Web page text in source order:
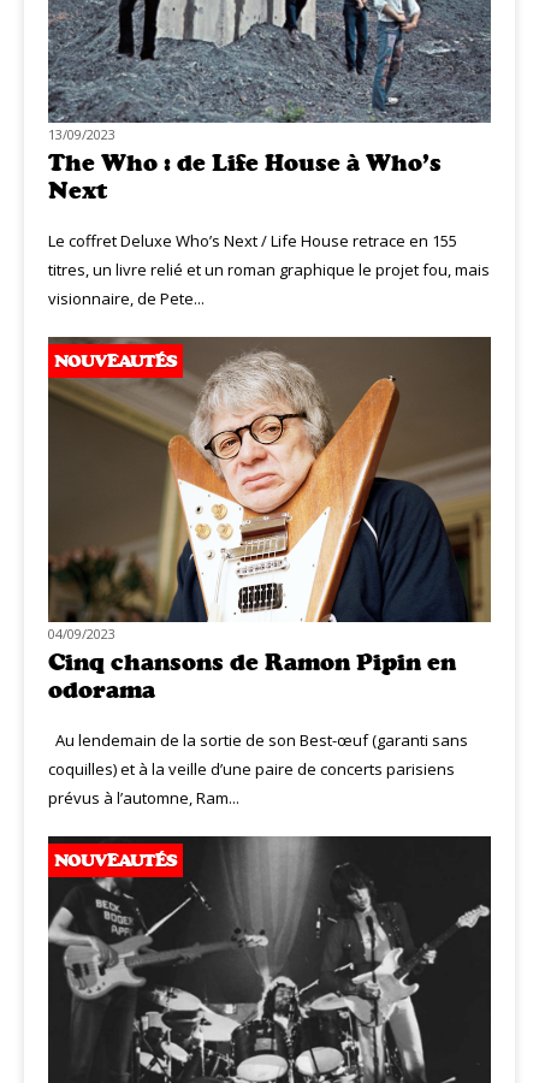
13/09/2023
The Who : de Life House à Who’s
Next
Le coffret Deluxe Who’s Next / Life House retrace en 155
titres, un livre relié et un roman graphique le projet fou, mais
visionnaire, de Pete...
NOUVEAUTÉS
04/09/2023
Cinq chansons de Ramon Pipin en
odorama
Au lendemain de la sortie de son Best-œuf (garanti sans
coquilles) et à la veille d’une paire de concerts parisiens
prévus à l’automne, Ram...
NOUVEAUTÉS